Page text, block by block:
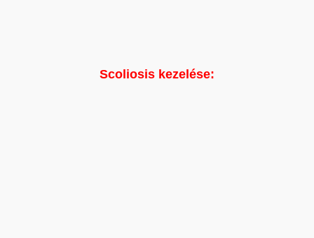
Scoliosis kezelése: